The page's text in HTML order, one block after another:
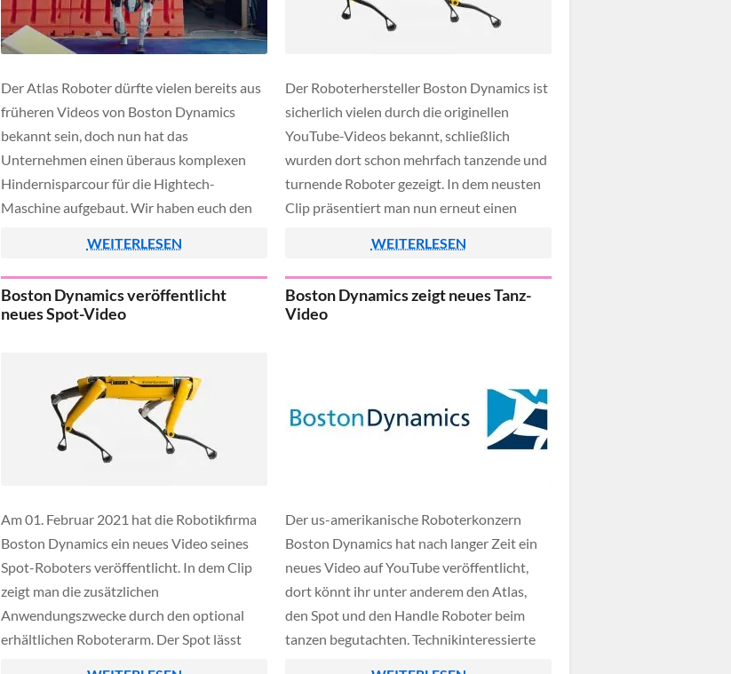
Der Atlas Roboter dürfte vielen bereits aus
früheren Videos von Boston Dynamics
bekannt sein, doch nun hat das
Unternehmen einen überaus komplexen
Hindernisparcour für die Hightech-
Maschine aufgebaut. Wir haben euch den
das Video mittlerweile fast eine Million
Aufrufe und dürfte für allem für technisch
Interessierte sehr ansprechen:
WEITERLESEN
Der Roboterhersteller Boston Dynamics ist
sicherlich vielen durch die originellen
YouTube-Videos bekannt, schließlich
wurden dort schon mehrfach tanzende und
turnende Roboter gezeigt. In dem neusten
Clip präsentiert man nun erneut einen
auch der optional erhältliche Roboterarm
montiert. Im folgenden Abschnitt haben wir
euch das Video verlinkt, für alle
WEITERLESEN
Boston Dynamics veröffentlicht
neues Spot-Video
Am 01. Februar 2021 hat die Robotikfirma
Boston Dynamics ein neues Video seines
Spot-Roboters veröffentlicht. In dem Clip
zeigt man die zusätzlichen
Anwendungszwecke durch den optional
erhältlichen Roboterarm. Der Spot lässt
Boston Dynamics zeigt neues Tanz-
Video
Der us-amerikanische Roboterkonzern
Boston Dynamics hat nach langer Zeit ein
neues Video auf YouTube veröffentlicht,
dort könnt ihr unter anderem den Atlas,
den Spot und den Handle Roboter beim
tanzen begutachten. Technikinteressierte